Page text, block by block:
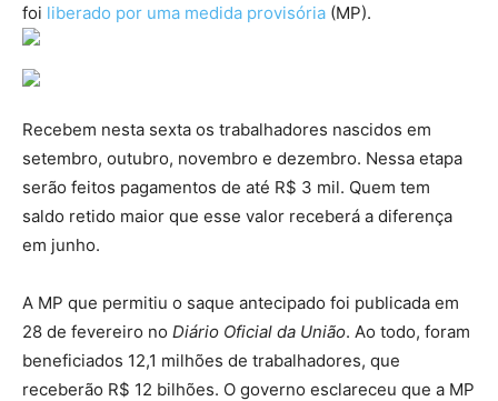
foi liberado por uma medida provisória (MP).
Recebem nesta sexta os trabalhadores nascidos em
setembro, outubro, novembro e dezembro. Nessa etapa
serão feitos pagamentos de até R$ 3 mil. Quem tem
saldo retido maior que esse valor receberá a diferença
em junho.
A MP que permitiu o saque antecipado foi publicada em
28 de fevereiro no Diário Oficial da União. Ao todo, foram
beneficiados 12,1 milhões de trabalhadores, que
receberão R$ 12 bilhões. O governo esclareceu que a MP